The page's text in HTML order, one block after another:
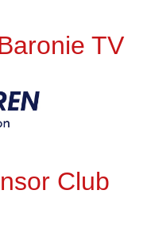
TV
Club